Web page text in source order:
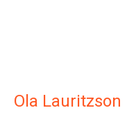
Ola Lauritzson